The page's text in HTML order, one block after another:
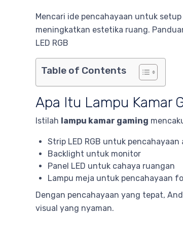
Mencari ide pencahayaan untuk
meningkatkan estetika ruang.
LED RGB
Table of Contents
Apa Itu Lampu Kamar
Istilah lampu kamar gaming
Strip LED RGB untuk pencahayaan
Backlight untuk monitor
Panel LED untuk cahaya ruangan
Lampu meja untuk pencahayaan
Dengan pencahayaan yang tepat,
visual yang nyaman.